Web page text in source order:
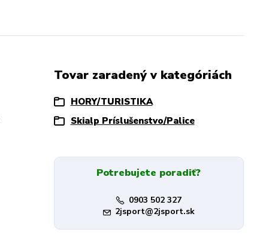
Tovar zaradený v kategóriách
HORY/TURISTIKA
Skialp Príslušenstvo/Palice
Potrebujete poradiť?
0903 502 327
2jsport@2jsport.sk